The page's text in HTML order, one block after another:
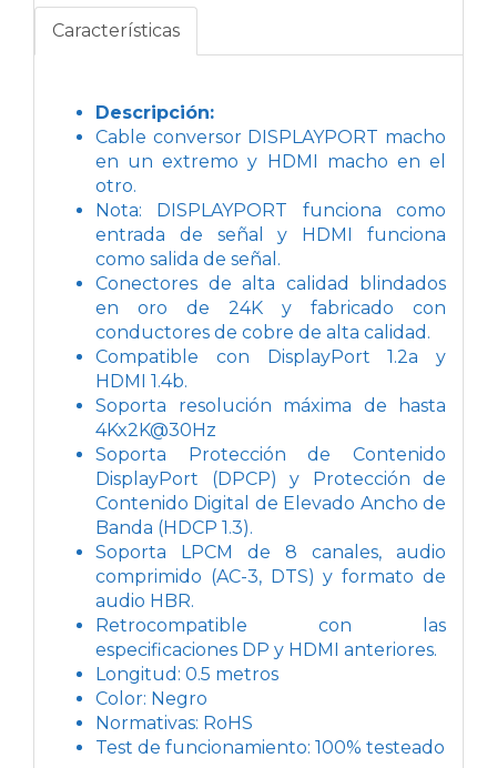
Características
Descripción:
Cable conversor DISPLAYPORT macho
en un extremo y HDMI macho en el
otro.
Nota: DISPLAYPORT funciona como
entrada de señal y HDMI funciona
como salida de señal.
Conectores de alta calidad blindados
en oro de 24K y fabricado con
conductores de cobre de alta calidad.
Compatible con DisplayPort 1.2a y
HDMI 1.4b.
Soporta resolución máxima de hasta
4Kx2K@30Hz
Soporta Protección de Contenido
DisplayPort (DPCP) y Protección de
Contenido Digital de Elevado Ancho de
Banda (HDCP 1.3).
Soporta LPCM de 8 canales, audio
comprimido (AC-3, DTS) y formato de
audio HBR.
Retrocompatible con las
especificaciones DP y HDMI anteriores.
Longitud: 0.5 metros
Color: Negro
Normativas: RoHS
Test de funcionamiento: 100% testeado